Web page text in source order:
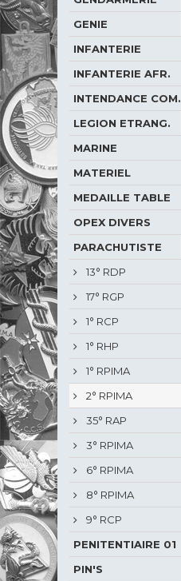
GENIE
INFANTERIE
INFANTERIE AFR.
INTENDANCE COM.
LEGION ETRANG.
MARINE
MATERIEL
MEDAILLE TABLE
OPEX DIVERS
PARACHUTISTE
13° RDP
17° RGP
1° RCP
1° RHP
1° RPIMA
2° RPIMA
35° RAP
3° RPIMA
6° RPIMA
8° RPIMA
9° RCP
PENITENTIAIRE 01
PIN'S